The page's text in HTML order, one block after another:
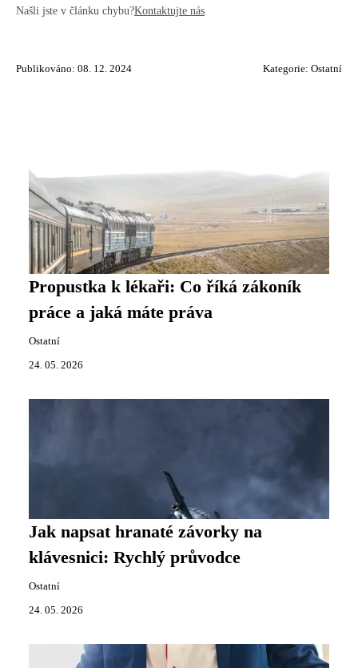
Našli jste v článku chybu?Kontaktujte nás
Publikováno: 08. 12. 2024 Kategorie: Ostatní
Propustka k lékaři: Co říká zákoník
práce a jaká máte práva
Ostatní
24. 05. 2026
Jak napsat hranaté závorky na
klávesnici: Rychlý průvodce
Ostatní
24. 05. 2026